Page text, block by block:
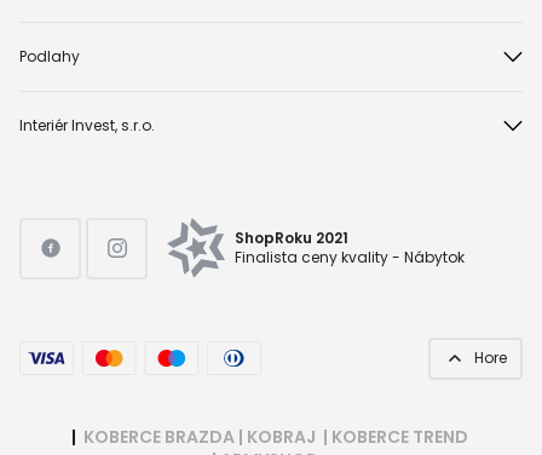
Podlahy
Interiér Invest, s.r.o.
ShopRoku 2021
Finalista ceny kvality - Nábytok
Hore
| KOBERCE BRAZDA | KOBRAJ | KOBERCE TREND